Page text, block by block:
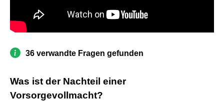
36 verwandte Fragen gefunden
Was ist der Nachteil einer
Vorsorgevollmacht?